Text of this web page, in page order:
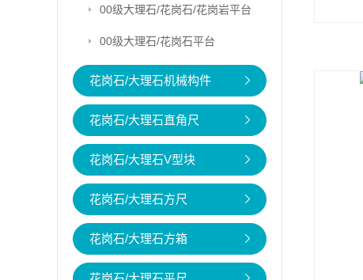
00级大理石/花岗石/花岗岩平台
00级大理石/花岗石平台
花岗石/大理石机械构件
花岗石/大理石直角尺
花岗石/大理石V型块
花岗石/大理石方尺
花岗石/大理石方箱